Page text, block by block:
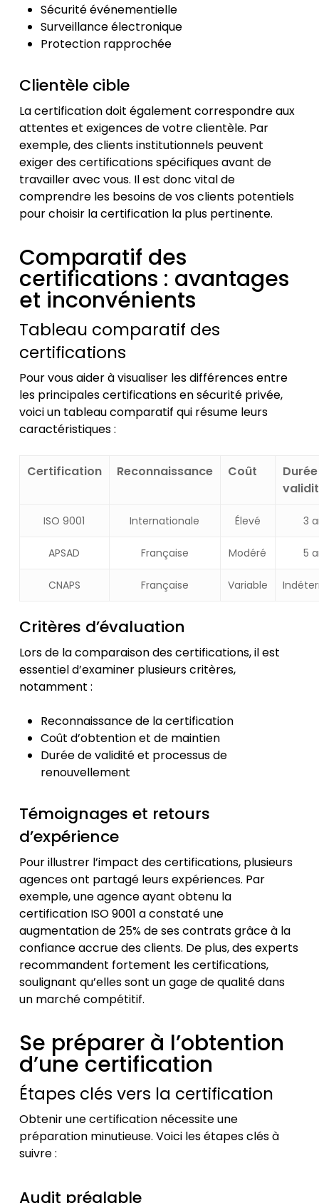
Sécurité événementielle
Surveillance électronique
Protection rapprochée
Clientèle cible
La certification doit également correspondre aux
attentes et exigences de votre clientèle. Par
exemple, des clients institutionnels peuvent
exiger des certifications spécifiques avant de
travailler avec vous. Il est donc vital de
comprendre les besoins de vos clients potentiels
pour choisir la certification la plus pertinente.
Comparatif des
certifications : avantages
et inconvénients
Tableau comparatif des
certifications
Pour vous aider à visualiser les différences entre
les principales certifications en sécurité privée,
voici un tableau comparatif qui résume leurs
caractéristiques :
Certification Reconnaissance Coût
ISO 9001 Internationale Élevé 3
APSAD Française Modéré 5
CNAPS Française Variable
Critères d’évaluation
Lors de la comparaison des certifications, il est
essentiel d’examiner plusieurs critères,
notamment :
Reconnaissance de la certification
Coût d’obtention et de maintien
Durée de validité et processus de
renouvellement
Témoignages et retours
d’expérience
Pour illustrer l’impact des certifications, plusieurs
agences ont partagé leurs expériences. Par
exemple, une agence ayant obtenu la
certification ISO 9001 a constaté une
augmentation de 25% de ses contrats grâce à la
confiance accrue des clients. De plus, des experts
recommandent fortement les certifications,
soulignant qu’elles sont un gage de qualité dans
un marché compétitif.
Se préparer à l’obtention
d’une certification
Étapes clés vers la certification
Obtenir une certification nécessite une
préparation minutieuse. Voici les étapes clés à
suivre :
Audit préalable